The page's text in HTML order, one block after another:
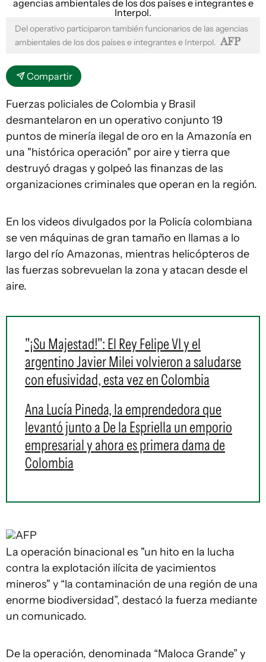
Del operativo participaron también funcionarios de las agencias
ambientales de los dos países e integrantes e Interpol. AFP
Compartir
Fuerzas policiales de Colombia y Brasil
desmantelaron en un operativo conjunto 19
puntos de minería ilegal de oro en la Amazonía en
una "histórica operación" por aire y tierra que
destruyó dragas y golpeó las finanzas de las
organizaciones criminales que operan en la región.
En los videos divulgados por la Policía colombiana
se ven máquinas de gran tamaño en llamas a lo
largo del río Amazonas, mientras helicópteros de
las fuerzas sobrevuelan la zona y atacan desde el
aire.
"¡Su Majestad!": El Rey Felipe VI y el
argentino Javier Milei volvieron a saludarse
con efusividad, esta vez en Colombia
Ana Lucía Pineda, la emprendedora que
levantó junto a De la Espriella un emporio
empresarial y ahora es primera dama de
Colombia
AFP
La operación binacional es "un hito en la lucha
contra la explotación ilícita de yacimientos
mineros" y “la contaminación de una región de una
enorme biodiversidad”, destacó la fuerza mediante
un comunicado.
De la operación, denominada “Maloca Grande” y